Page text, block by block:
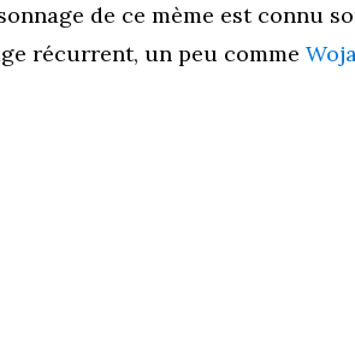
de ce mème est connu
récurrent, un peu comme